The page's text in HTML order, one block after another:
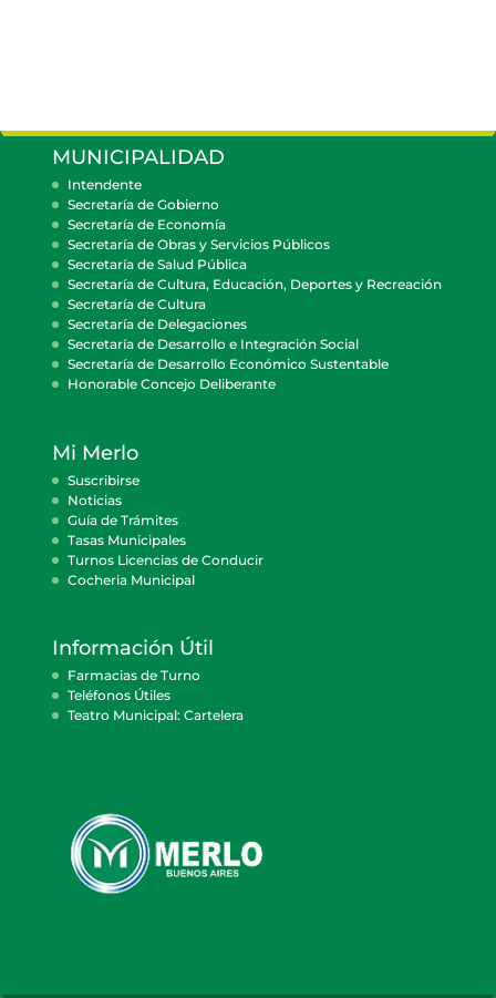
MUNICIPALIDAD
Intendente
Secretaría de Gobierno
Secretaría de Economía
Secretaría de Obras y Servicios Públicos
Secretaría de Salud Pública
Secretaría de Cultura, Educación, Deportes y Recreación
Secretaría de Cultura
Secretaría de Delegaciones
Secretaría de Desarrollo e Integración Social
Secretaría de Desarrollo Económico Sustentable
Honorable Concejo Deliberante
Mi Merlo
Suscribirse
Noticias
Guía de Trámites
Tasas Municipales
Turnos Licencias de Conducir
Cocheria Municipal
Información Útil
Farmacias de Turno
Teléfonos Útiles
Teatro Municipal: Cartelera